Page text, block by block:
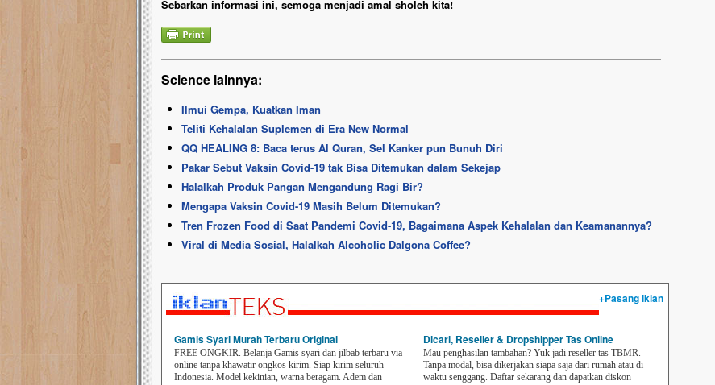
Sebarkan informasi ini, semoga menjadi amal sholeh kita!
Science lainnya:
Ilmui Gempa, Kuatkan Iman
Teliti Kehalalan Suplemen di Era New Normal
QQ HEALING 8: Baca terus Al Quran, Sel Kanker pun Bunuh Diri
Pakar Sebut Vaksin Covid-19 tak Bisa Ditemukan dalam Sekejap
Halalkah Produk Pangan Mengandung Ragi Bir?
Mengapa Vaksin Covid-19 Masih Belum Ditemukan?
Tren Frozen Food di Saat Pandemi Covid-19, Bagaimana Aspek Kehalalan dan Keamanannya?
Viral di Media Sosial, Halalkah Alcoholic Dalgona Coffee?
+Pasang iklan
Gamis Syari Murah Terbaru Original
FREE ONGKIR. Belanja Gamis syari dan jilbab terbaru via
online tanpa khawatir ongkos kirim. Siap kirim seluruh
Indonesia. Model kekinian, warna beragam. Adem dan
Dicari, Reseller & Dropshipper Tas Online
Mau penghasilan tambahan? Yuk jadi reseller tas TBMR.
Tanpa modal, bisa dikerjakan siapa saja dari rumah atau di
waktu senggang. Daftar sekarang dan dapatkan diskon